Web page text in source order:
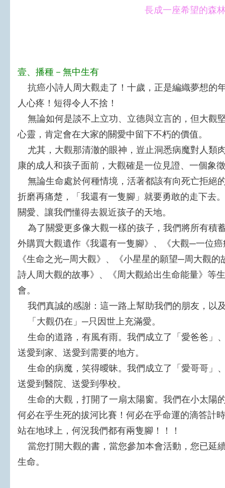
長成一座希望的森
壹、播種－無中生有
抗癌小詩人周大觀走了！十歲，正是編織夢想的
人心疼！短得令人不捨！
無論如何是談不上立功、立德與立言的，但大觀
心靈，肯定會在大家的關愛中留下不朽的價值。
尤其，大觀那清澈的眼神，豈止洞悉病魔對人類
康的成人和孩子面前，大觀確是一位見證、一個象
無論生命處於何種情境，活著都該有向死亡拒絕
折磨再痛楚，「我還有一隻腳」就要勇敢的走下去
關愛、讓我們懂得去親近孩子的天地。
為了關愛更多像大觀一樣的孩子，我們將所有積
外購買大觀遺作《我還有一隻腳》、《大觀─一位
《生命之光─周大觀》、《小星星的願望─周大觀
詩人周大觀的故事》、《周大觀給出生命能量》等
會。
我們真誠的感謝：這一路上幫助我們的朋友，以
「大觀仍在」─只因世上充滿愛。
生命的道路，有風有雨。我們成立了「愛爸爸」
送愛到家、送愛到需要的地方。
生命的病魔，笑得曖昧。我們成立了「愛哥哥」
送愛到醫院、送愛到學校。
生命的大觀，打開了一扇太陽窗。我們在小太陽
何必在乎生死的拔河比賽！何必在乎命運的滴答計
站在地球上，何況我們都有兩隻腳！！！
當您打開大觀的書，當您參加本會活動，您已
生命。